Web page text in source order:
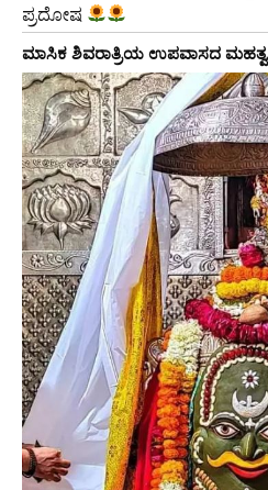
ಪ್ರದೋಷ
ಮಾಸಿಕ ಶಿವರಾತ್ರಿಯ ಉಪವಾಸದ ಮಹತ್ವ